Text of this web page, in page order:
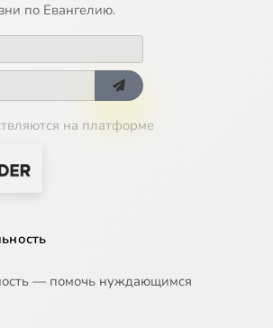
inteligentsii.mp4
rosskoi-inteligentsii.mp4
русской бюрократии, ч.1
русской бюрократии, ч.2
по Евангелию.
на платформе
— помочь нуждающимся